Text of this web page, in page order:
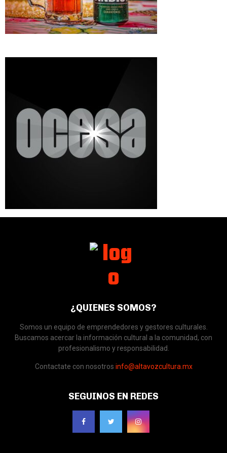
¿QUIENES SOMOS?
Somos un equipo de emprendedores y gestores culturales.
Buscamos acercar la información cultural a la comunidad, con
profesionalismo y responsabilidad.
Contactate con nosotros info@altavozcultura.mx
SEGUINOS EN REDES